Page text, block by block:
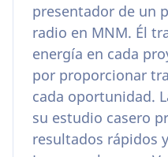
presentador de un
radio en MNM. Él
energía en cada
por proporcionar
cada oportunidad.
su estudio casero
resultados rápidos